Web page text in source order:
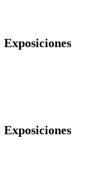
Exposiciones
Exposiciones